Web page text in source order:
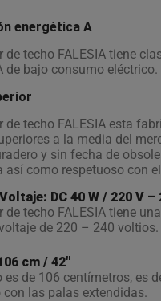
energética A
de techo FALESIA tiene
de bajo consumo eléctrico.
de techo FALESIA esta
a la media del
y sin fecha de
así como respetuoso con
DC 40 W / 220 V –
de techo FALESIA tiene
de 220 – 240 voltios.
cm / 42″
es de 106 centímetros, es
con las palas extendidas.